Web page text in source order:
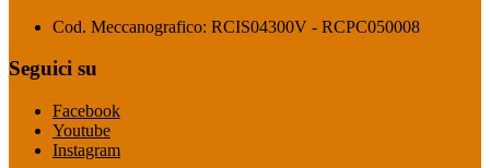
Cod. Meccanografico: RCIS04300V - RCPC050008
Seguici su
Facebook
Youtube
Instagram